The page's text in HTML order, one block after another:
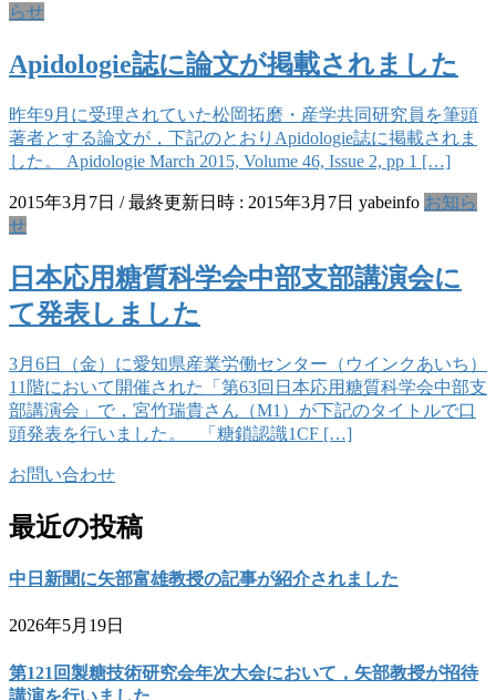
らせ
Apidologie誌に論文が掲載されました
昨年9月に受理されていた松岡拓磨・産学共同研究員を筆頭
著者とする論文が，下記のとおりApidologie誌に掲載されま
した。 Apidologie March 2015, Volume 46, Issue 2, pp 1 […]
2015年3月7日 / 最終更新日時 : 2015年3月7日 yabeinfo お知ら
せ
日本応用糖質科学会中部支部講演会に
て発表しました
3月6日（金）に愛知県産業労働センター（ウインクあいち）
11階において開催された「第63回日本応用糖質科学会中部支
部講演会」で，宮竹瑞貴さん（M1）が下記のタイトルで口
頭発表を行いました。 「糖鎖認識1CF […]
お問い合わせ
最近の投稿
中日新聞に矢部富雄教授の記事が紹介されました
2026年5月19日
第121回製糖技術研究会年次大会において，矢部教授が招待
講演を行いました